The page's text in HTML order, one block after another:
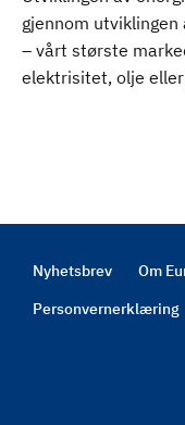
gjennom
– vårt største
elektrisitet, olje eller
Footer
Nyhetsbrev Om
Personvernerklæring